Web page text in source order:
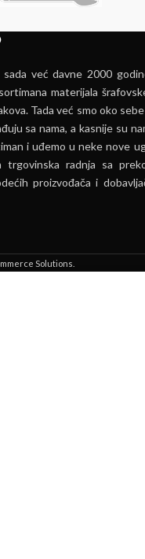
sada već davne 2000
materijala
Tada već smo oko
sa nama, a kasnije su
i uđemo u neke nove
trgovinska radnja sa
proizvođača i
Solutions.